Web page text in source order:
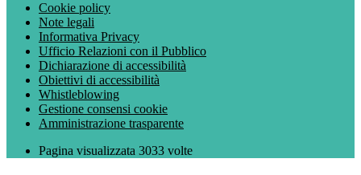
Cookie policy
Note legali
Informativa Privacy
Ufficio Relazioni con il Pubblico
Dichiarazione di accessibilità
Obiettivi di accessibilità
Whistleblowing
Gestione consensi cookie
Amministrazione trasparente
Pagina visualizzata 3033 volte